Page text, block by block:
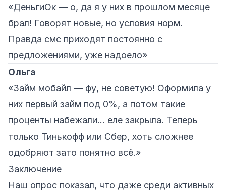
«ДеньгиОк — о, да я у них в прошлом месяце
брал! Говорят новые, но условия норм.
Правда смс приходят постоянно с
предложениями, уже надоело»
Ольга
«Займ мобайл — фу, не советую! Оформила у
них первый займ под 0%, а потом такие
проценты набежали… еле закрыла. Теперь
только Тинькофф или Сбер, хоть сложнее
одобряют зато понятно всё.»
Заключение
Наш опрос показал, что даже среди активных